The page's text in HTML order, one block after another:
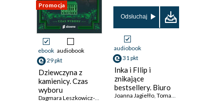
Promocja
ebook audiobook
29 pkt
Dziewczyna z
kamienicy. Czas
wyboru
Odsłuchaj
audiobook
31 pkt
Inka i FIlip i
znikające
bestsellery. Biuro
śledcze Trop
Joanna Jagiełło Tomasz Kozłowski